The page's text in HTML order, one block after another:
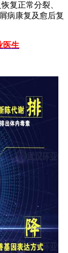
复正常分裂、
病康复及愈后复
医生